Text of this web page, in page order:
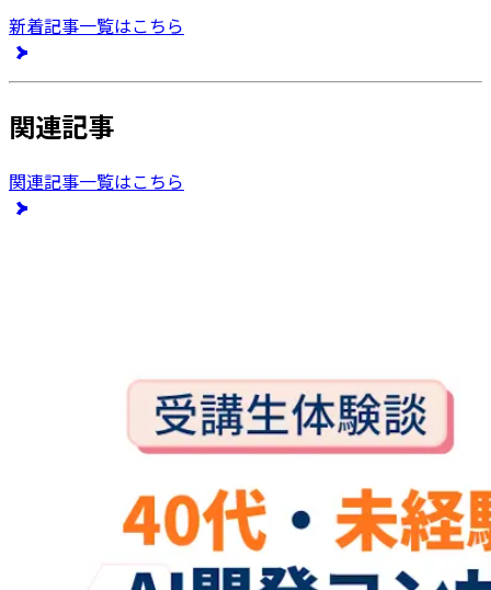
新着記事一覧はこちら
関連記事
関連記事一覧はこちら